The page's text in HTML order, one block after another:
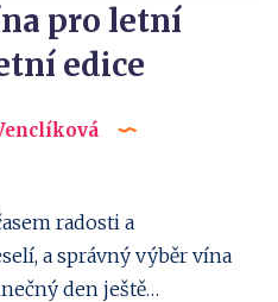
pro letní
edice
radosti a
a správný výběr vína
den ještě…